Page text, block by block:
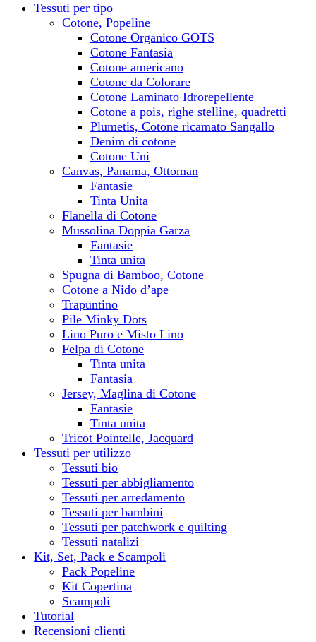
Tessuti per tipo
Cotone, Popeline
Cotone Organico GOTS
Cotone Fantasia
Cotone americano
Cotone da Colorare
Cotone Laminato Idrorepellente
Cotone a pois, righe stelline, quadretti
Plumetis, Cotone ricamato Sangallo
Denim di cotone
Cotone Uni
Canvas, Panama, Ottoman
Fantasie
Tinta Unita
Flanella di Cotone
Mussolina Doppia Garza
Fantasie
Tinta unita
Spugna di Bamboo, Cotone
Cotone a Nido d’ape
Trapuntino
Pile Minky Dots
Lino Puro e Misto Lino
Felpa di Cotone
Tinta unita
Fantasia
Jersey, Maglina di Cotone
Fantasie
Tinta unita
Tricot Pointelle, Jacquard
Tessuti per utilizzo
Tessuti bio
Tessuti per abbigliamento
Tessuti per arredamento
Tessuti per bambini
Tessuti per patchwork e quilting
Tessuti natalizi
Kit, Set, Pack e Scampoli
Pack Popeline
Kit Copertina
Scampoli
Tutorial
Recensioni clienti